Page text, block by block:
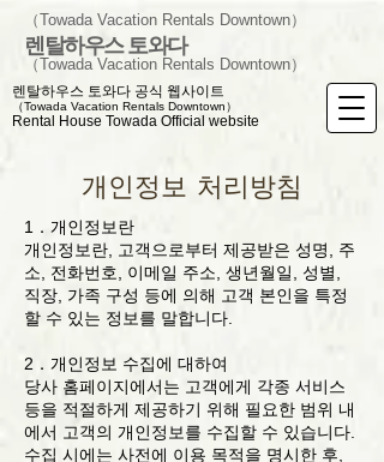
（Towada Vacation Rentals Downtown）
렌탈하우스 토와다
（Towada Vacation Rentals Downtown）
렌탈하우스 토와다 공식 웹사이트
（Towada Vacation Rentals Downtown）
Rental House Towada Official website
개인정보 처리방침
1．개인정보란
개인정보란, 고객으로부터 제공받은 성명, 주
소, 전화번호, 이메일 주소, 생년월일, 성별,
직장, 가족 구성 등에 의해 고객 본인을 특정
할 수 있는 정보를 말합니다.
2．개인정보 수집에 대하여
당사 홈페이지에서는 고객에게 각종 서비스
등을 적절하게 제공하기 위해 필요한 범위 내
에서 고객의 개인정보를 수집할 수 있습니다.
수집 시에는 사전에 이용 목적을 명시한 후,